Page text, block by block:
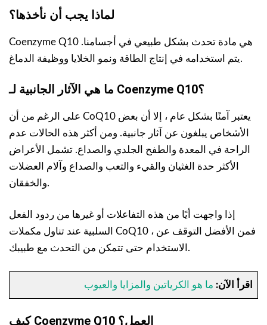
لماذا يجب أن نأخذها؟
Coenzyme Q10 هي مادة تحدث بشكل طبيعي في أجسامنا.
يتم استخدامه في إنتاج الطاقة ونمو الخلايا ووظيفة الدماغ.
ما هي الآثار الجانبية لـ Coenzyme Q10؟
على الرغم من أن CoQ10 يعتبر آمنًا بشكل عام ، إلا أن بعض
الأشخاص يبلغون عن آثار جانبية. ومن أكثر هذه الحالات عدم
الراحة في المعدة والطفح الجلدي والصداع. تشمل الأعراض
الأكثر حدة الغثيان والقيء والتعب والصداع وآلام العضلات
والخفقان.
إذا واجهت أيًا من هذه التفاعلات أو غيرها من ردود الفعل
السلبية عند تناول مكملات CoQ10 ، فمن الأفضل التوقف عن
الاستخدام حتى تتمكن من التحدث مع طبيبك.
اقرأ الآن: ما هو الكرياتين والمزايا والعيوب
كيف Coenzyme Q10 العمل؟